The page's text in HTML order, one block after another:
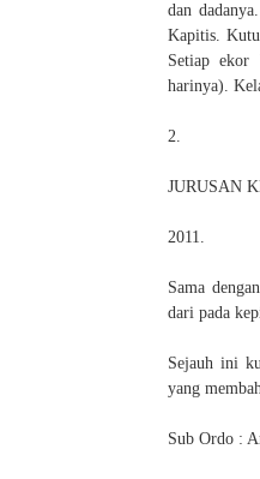
dan
Kapitis. Kutu
Setiap
harinya).
2.
JURUSAN
2011.
Sama
dari pada
Sejauh ini
yang
Sub Ordo :